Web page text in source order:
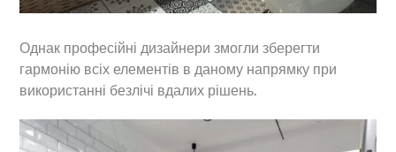
Однак професійні дизайнери змогли зберегти
гармонію всіх елементів в даному напрямку при
використанні безлічі вдалих рішень.